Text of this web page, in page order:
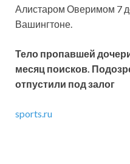
Алистаром Оверимом 7
Вашингтоне.
Тело пропавшей
месяц поисков.
отпустили под залог
sports.ru